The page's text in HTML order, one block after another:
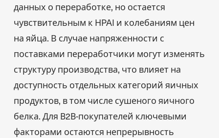
данных о переработке, но остается
чувствительным к HPAI и колебаниям цен
на яйца. В случае напряженности с
поставками переработчики могут изменять
структуру производства, что влияет на
доступность отдельных категорий яичных
продуктов, в том числе сушеного яичного
белка. Для B2B-покупателей ключевыми
факторами остаются непрерывность